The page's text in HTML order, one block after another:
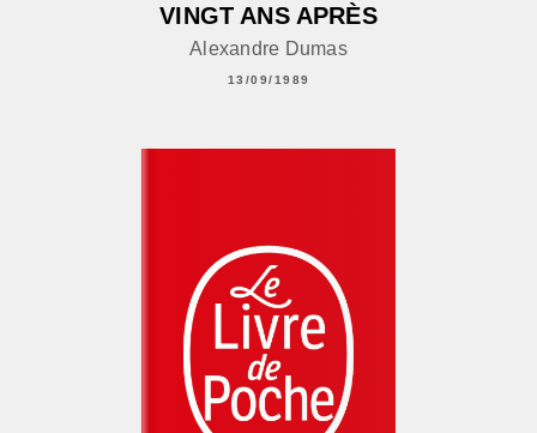
VINGT ANS APRÈS
Alexandre Dumas
13/09/1989